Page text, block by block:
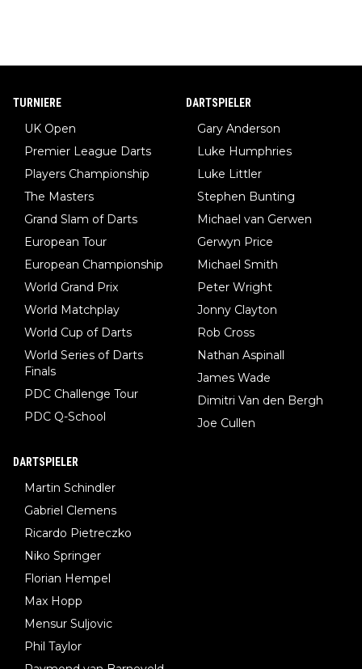
TURNIERE
UK Open
Premier League Darts
Players Championship
The Masters
Grand Slam of Darts
European Tour
European Championship
World Grand Prix
World Matchplay
World Cup of Darts
World Series of Darts
Finals
PDC Challenge Tour
PDC Q-School
DARTSPIELER
Gary Anderson
Luke Humphries
Luke Littler
Stephen Bunting
Michael van Gerwen
Gerwyn Price
Michael Smith
Peter Wright
Jonny Clayton
Rob Cross
Nathan Aspinall
James Wade
Dimitri Van den Bergh
Joe Cullen
DARTSPIELER
Martin Schindler
Gabriel Clemens
Ricardo Pietreczko
Niko Springer
Florian Hempel
Max Hopp
Mensur Suljovic
Phil Taylor